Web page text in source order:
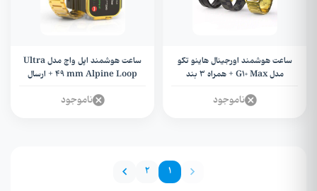
ساعت هوشمند اورجینال هاینو تکو
مدل G10 Max + همراه 3 بند
ناموجود
ساعت هوشمند اپل واچ مدل Ultra
49 mm Alpine Loop + ارسال
ناموجود
1
2